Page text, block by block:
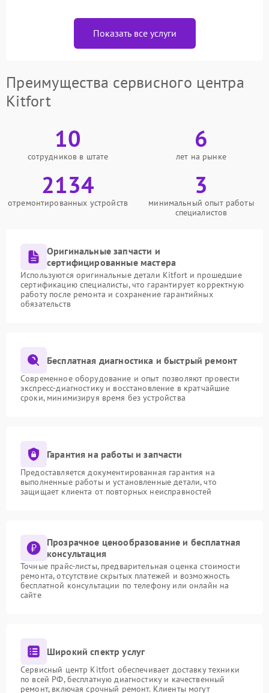
Показать все услуги
Преимущества сервисного центра
Kitfort
10
сотрудников в штате
6
лет на рынке
2134
отремонтированных устройств
3
минимальный опыт работы
специалистов
Оригинальные запчасти и
сертифицированные мастера
Используются оригинальные детали Kitfort и прошедшие
сертификацию специалисты, что гарантирует корректную
работу после ремонта и сохранение гарантийных
обязательств
Бесплатная диагностика и быстрый ремонт
Современное оборудование и опыт позволяют провести
экспресс-диагностику и восстановление в кратчайшие
сроки, минимизируя время без устройства
Гарантия на работы и запчасти
Предоставляется документированная гарантия на
выполненные работы и установленные детали, что
защищает клиента от повторных неисправностей
Прозрачное ценообразование и бесплатная
консультация
Точные прайс-листы, предварительная оценка стоимости
ремонта, отсутствие скрытых платежей и возможность
бесплатной консультации по телефону или онлайн на
сайте
Широкий спектр услуг
Сервисный центр Kitfort обеспечивает доставку техники
по всей РФ, бесплатную диагностику и качественный
ремонт, включая срочный ремонт. Клиенты могут